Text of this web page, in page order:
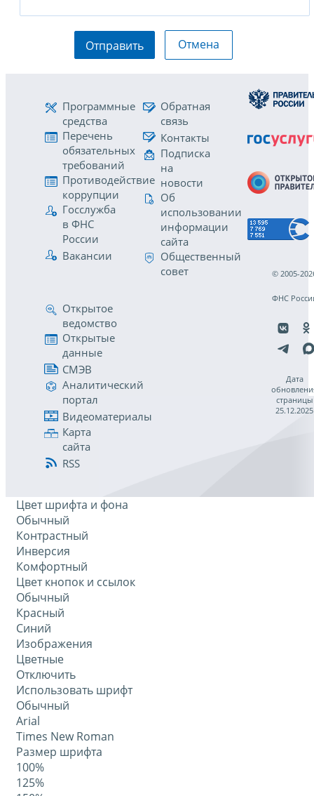
Отправить Отмена
Программные
средства
Перечень
обязательных
требований
Противодействие
коррупции
Госслужба
в ФНС
России
Вакансии
Обратная
связь
Контакты
Подписка
на
новости
Об
использовании
информации
сайта
Общественный
совет
Открытое
ведомство
Открытые
данные
СМЭВ
Аналитический
портал
Видеоматериалы
Карта
сайта
RSS
© 2005-
ФНС
Дата
страницы
25.12.2025
Цвет шрифта и фона
Обычный
Контрастный
Инверсия
Комфортный
Цвет кнопок и ссылок
Обычный
Красный
Синий
Изображения
Цветные
Отключить
Использовать шрифт
Обычный
Arial
Times New Roman
Размер шрифта
100%
125%